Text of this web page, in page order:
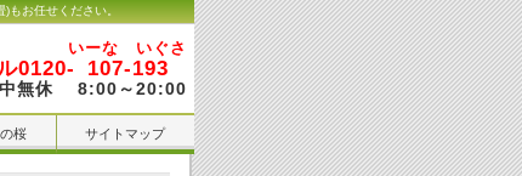
お任せください。
0120- 107-193
いーな いぐさ
無休 8:00～20:00
桜 サイトマップ